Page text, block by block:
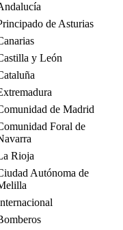
de Asturias
y León
de Madrid
Foral de
Rioja
Autónoma de